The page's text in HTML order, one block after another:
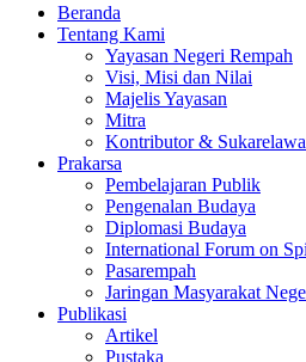
Beranda
Tentang Kami
Yayasan Negeri Rempah
Visi, Misi dan Nilai
Majelis Yayasan
Mitra
Kontributor &
Prakarsa
Pembelajaran Publik
Pengenalan Budaya
Diplomasi Budaya
International Forum on
Pasarempah
Jaringan Masyarakat
Publikasi
Artikel
Pustaka